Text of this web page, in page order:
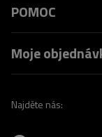
POMOC
Moje
Najděte nás: